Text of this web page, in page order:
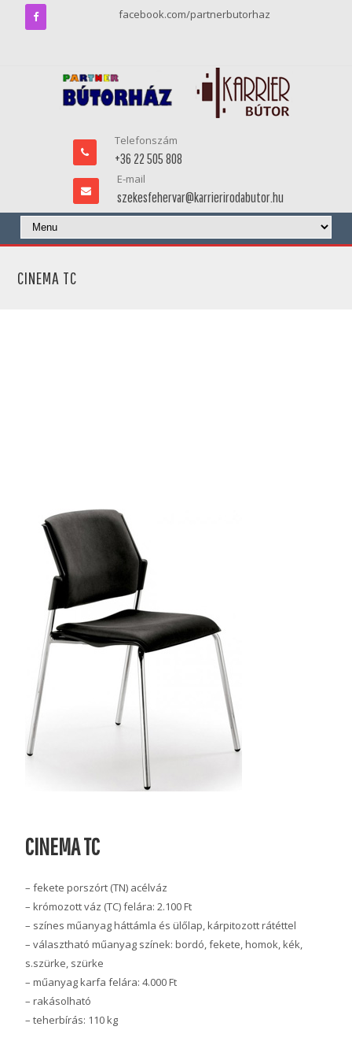
facebook.com/partnerbutorhaz
Telefonszám
+36 22 505 808
E-mail
szekesfehervar@karrierirodabutor.hu
CINEMA TC
CINEMA TC
– fekete porszórt (TN) acélváz
– krómozott váz (TC) felára: 2.100 Ft
– színes műanyag háttámla és ülőlap, kárpitozott rátéttel
– választható műanyag színek: bordó, fekete, homok, kék,
s.szürke, szürke
– műanyag karfa felára: 4.000 Ft
– rakásolható
– teherbírás: 110 kg